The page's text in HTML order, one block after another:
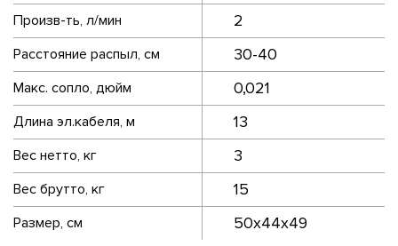
Произв-ть, л/мин 2
Расстояние распыл, см 30-40
Макс. сопло, дюйм 0,021
Длина эл.кабеля, м 13
Вес нетто, кг 3
Вес брутто, кг 15
Размер, см 50x44x49